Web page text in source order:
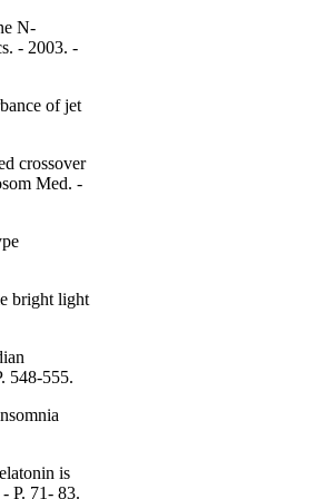
N-
- 2003. -
of jet
crossover
Med. -
bright light
548-555.
is
P. 71- 83.